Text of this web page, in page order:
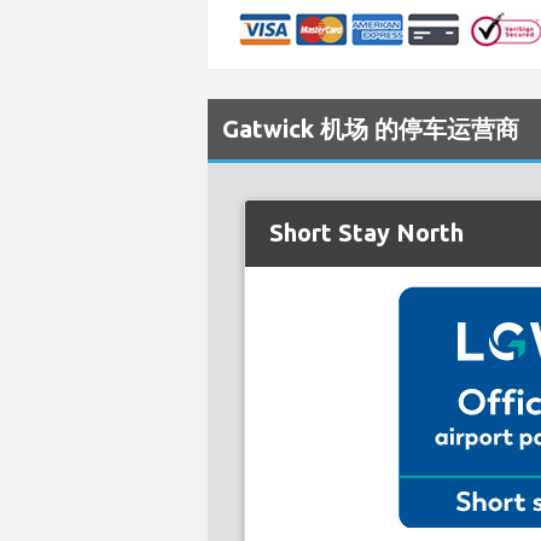
Gatwick 机场 的停车运营商
Short Stay North